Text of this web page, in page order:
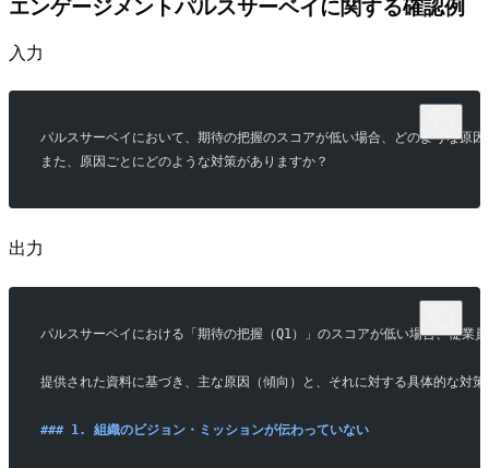
入力
パルスサーベイにおいて、期待の把握のスコアが低い場合、どのような原
また、原因ごとにどのような対策がありますか？
出力
パルスサーベイにおける「期待の把握（Q1）」のスコアが低い場合、従業
提供された資料に基づき、主な原因（傾向）と、それに対する具体的な対
### 1. 組織のビジョン・ミッションが伝わっていない